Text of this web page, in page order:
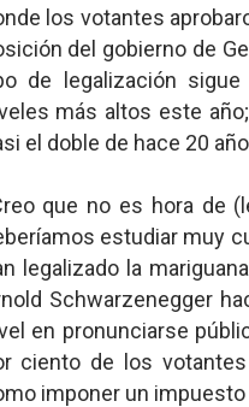
los votantes
del gobierno de
de legalización
más altos este
el doble de hace 20
que no es hora de
estudiar muy
legalizado la
Schwarzenegger
en pronunciarse
ciento de los
imponer un impuesto